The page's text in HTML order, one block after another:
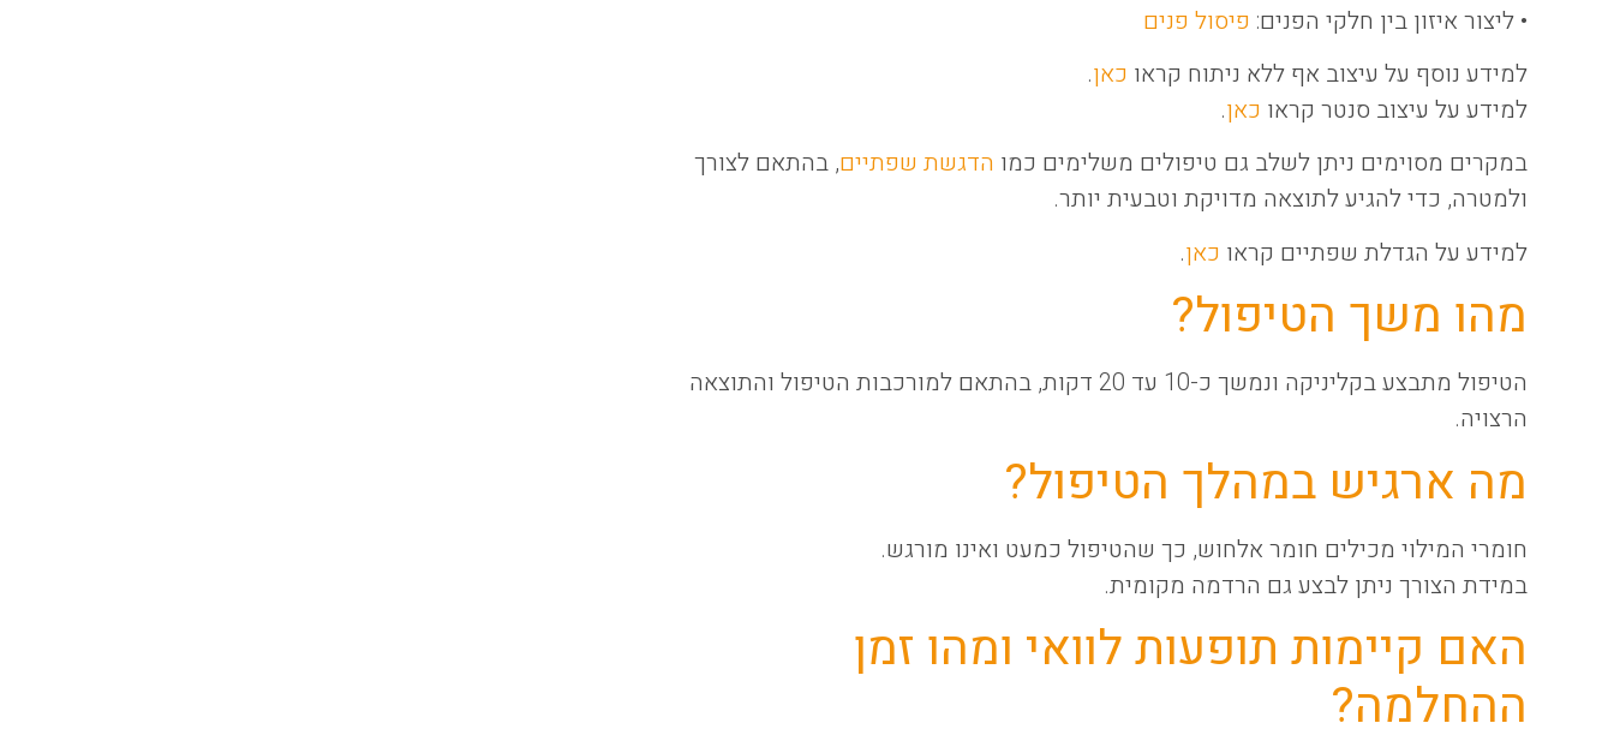
• ליצור איזון בין חלקי הפנים: פיסול פנים
למידע נוסף על עיצוב אף ללא ניתוח קראו כאן.
למידע על עיצוב סנטר קראו כאן.
במקרים מסוימים ניתן לשלב גם טיפולים משלימים כמו הדגשת שפתיים, בהתאם לצורך
ולמטרה, כדי להגיע לתוצאה מדויקת וטבעית יותר.
למידע על הגדלת שפתיים קראו כאן.
מהו משך הטיפול?
הטיפול מתבצע בקליניקה ונמשך כ-10 עד 20 דקות, בהתאם למורכבות הטיפול והתוצאה
הרצויה.
מה ארגיש במהלך הטיפול?
חומרי המילוי מכילים חומר אלחוש, כך שהטיפול כמעט ואינו מורגש.
במידת הצורך ניתן לבצע גם הרדמה מקומית.
האם קיימות תופעות לוואי ומהו זמן
ההחלמה?